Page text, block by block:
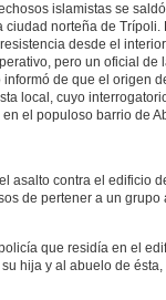
islamistas se
norteña de Trípoli.
desde el
pero un oficial de
de que el origen
local, cuyo
el populoso barrio de
asalto contra el edificio
de pertener a un
que residía en el
hija y al abuelo de